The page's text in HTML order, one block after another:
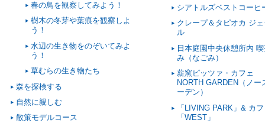
春の鳥を観察してみよう！
樹木の冬芽や葉痕を観察しよ
う！
水辺の生き物をのぞいてみよ
う！
草むらの生き物たち
森を探検する
自然に親しむ
散策モデルコース
シアトルズベストコーヒ
クレープ＆タピオカ ジ
ル
日本庭園中央休憩所内
み（なごみ）
薪窯ピッツァ・カフェ
NORTH GARDEN（ノー
ーデン）
「LIVING PARK」& カ
「WEST」